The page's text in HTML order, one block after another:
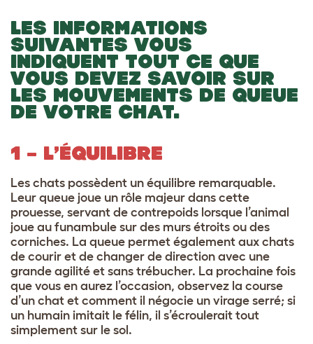
LES INFORMATIONS
SUIVANTES VOUS
INDIQUENT TOUT CE QUE
VOUS DEVEZ SAVOIR SUR
LES MOUVEMENTS DE QUEUE
DE VOTRE CHAT.
1 – L’ÉQUILIBRE
Les chats possèdent un équilibre remarquable.
Leur queue joue un rôle majeur dans cette
prouesse, servant de contrepoids lorsque l’animal
joue au funambule sur des murs étroits ou des
corniches. La queue permet également aux chats
de courir et de changer de direction avec une
grande agilité et sans trébucher. La prochaine fois
que vous en aurez l’occasion, observez la course
d’un chat et comment il négocie un virage serré; si
un humain imitait le félin, il s’écroulerait tout
simplement sur le sol.